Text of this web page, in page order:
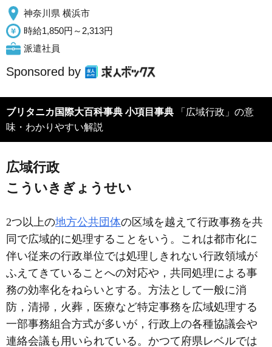
神奈川県 横浜市
時給1,850円～2,313円
派遣社員
Sponsored by
ブリタニカ国際大百科事典 小項目事典 「広域行政」の意
味・わかりやすい解説
広域行政
こういきぎょうせい
2つ以上の地方公共団体の区域を越えて行政事務を共
同で広域的に処理することをいう。これは都市化に
伴い従来の行政単位では処理しきれない行政領域が
ふえてきていることへの対応や，共同処理による事
務の効率化をねらいとする。方法として一般に消
防，清掃，火葬，医療など特定事務を広域処理する
一部事務組合方式が多いが，行政上の各種協議会や
連絡会議も用いられている。かつて府県レベルでは